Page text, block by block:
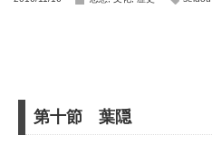
第十節 葉隠